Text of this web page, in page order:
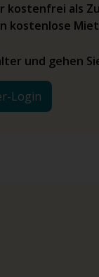
kostenfrei als
kostenlose
und gehen
Login